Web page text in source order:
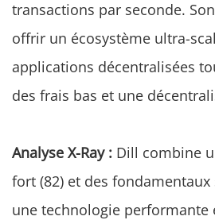
transactions par seconde.
offrir un écosystème ultra-
applications décentralisées
des frais bas et une
Analyse X-Ray : Dill combine
fort (82) et des
une technologie performante